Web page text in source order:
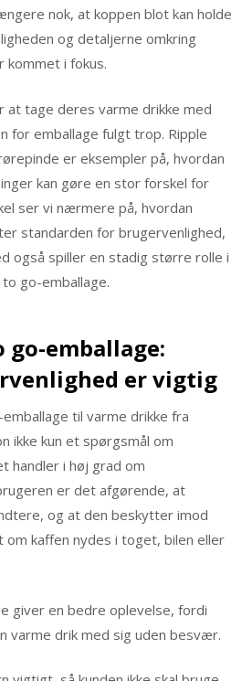
nok, at koppen blot kan holde
og detaljerne omkring
kommet i fokus.
tage deres varme drikke med
for emballage fulgt trop. Ripple
er eksempler på, hvordan
kan gøre en stor forskel for
ser vi nærmere på, hvordan
standarden for brugervenlighed,
også spiller en stadig større rolle i
go-emballage.
emballage:
er vigtig
til varme drikke fra
ikke kun et spørgsmål om
handler i høj grad om
er det afgørende, at
og at den beskytter imod
om kaffen nydes i toget, bilen eller
giver en bedre oplevelse, fordi
varme drik med sig uden besvær.